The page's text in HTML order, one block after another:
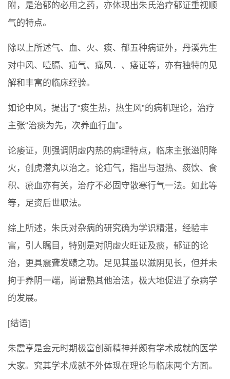
附，是治郁的必用之药，亦体现出朱氏治疗郁证重视顺
气的特点。
除以上所述气、血、火、痰、郁五种病证外，丹溪先生
对中风、噎膈、疝气、痛风．、痿证等，亦有独特的见
解和丰富的临床经验。
如论中风，提出了“痰生热，热生风”的病机理论，治疗
主张“治痰为先，次养血行血”。
论痿证，则强调阴虚内热的病理特点，临床主张滋阴降
火，创虎潜丸以治之。论疝气，指出与湿热、痰饮、食
积、瘀血亦有关，治疗不必固守散寒行气一法。如此等
等，足资后世取法。
综上所述，朱氏对杂病的研究确为学识精湛，经验丰
富，引人瞩目，特别是对阴虚火旺证及痰，郁证的论
治，更具震聋发赜之功。足见其虽以滋阴见长，但并未
拘于养阴一端，尚谙熟其他治法，极大地促进了杂病学
的发展。
[结语]
朱震亨是金元时期极富创新精神并颇有学术成就的医学
大家。究其学术成就不外体现在理论与临床两个方面。